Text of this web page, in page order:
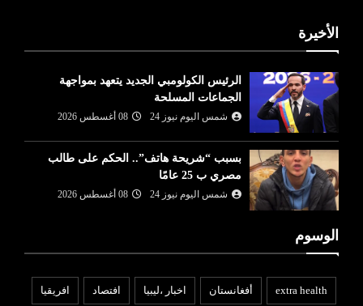
الأخيرة
الرئيس الكولومبي الجديد يتعهد بمواجهة
الجماعات المسلحة
شمس اليوم نيوز 24 08 أغسطس 2026
بسبب “شريحة هاتف”.. الحكم على طالب
مصري ب 25 عامًا
شمس اليوم نيوز 24 08 أغسطس 2026
الوسوم
extra health أفغانستان اخبار ،ليبيا افتصاد افريقيا